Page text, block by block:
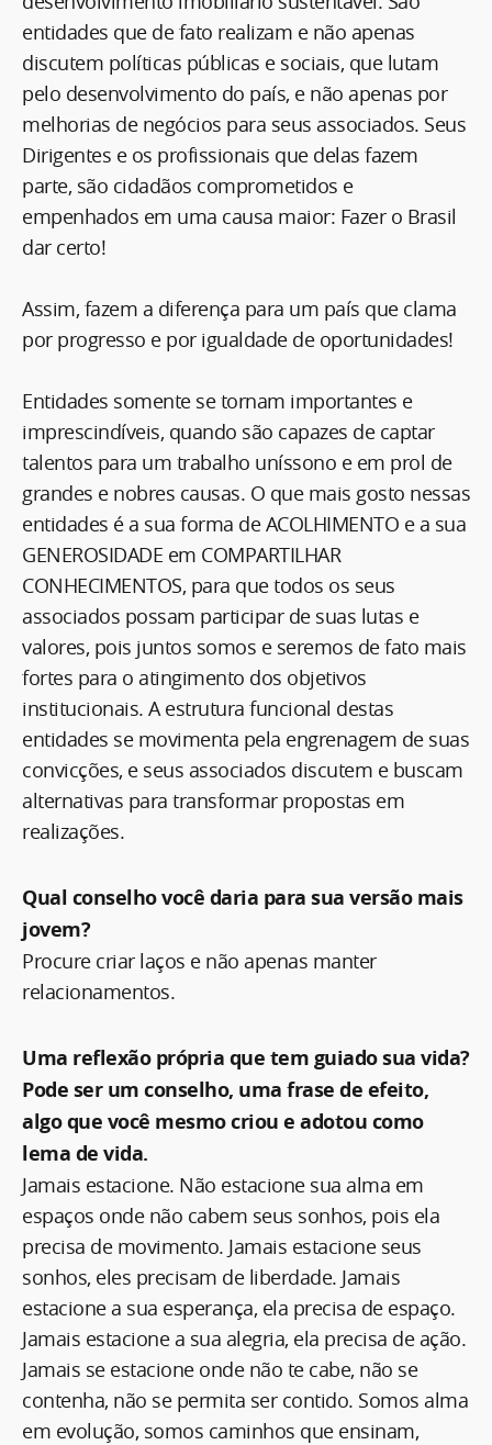
entidades que de fato realizam e não apenas
discutem políticas públicas e sociais, que lutam
pelo desenvolvimento do país, e não apenas por
melhorias de negócios para seus associados. Seus
Dirigentes e os profissionais que delas fazem
parte, são cidadãos comprometidos e
empenhados em uma causa maior: Fazer o Brasil
dar certo!
Assim, fazem a diferença para um país que clama
por progresso e por igualdade de oportunidades!
Entidades somente se tornam importantes e
imprescindíveis, quando são capazes de captar
talentos para um trabalho uníssono e em prol de
grandes e nobres causas. O que mais gosto nessas
entidades é a sua forma de ACOLHIMENTO e a sua
GENEROSIDADE em COMPARTILHAR
CONHECIMENTOS, para que todos os seus
associados possam participar de suas lutas e
valores, pois juntos somos e seremos de fato mais
fortes para o atingimento dos objetivos
institucionais. A estrutura funcional destas
entidades se movimenta pela engrenagem de suas
convicções, e seus associados discutem e buscam
alternativas para transformar propostas em
realizações.
Qual conselho você daria para sua versão mais
jovem?
Procure criar laços e não apenas manter
relacionamentos.
Uma reflexão própria que tem guiado sua vida?
Pode ser um conselho, uma frase de efeito,
algo que você mesmo criou e adotou como
lema de vida.
Jamais estacione. Não estacione sua alma em
espaços onde não cabem seus sonhos, pois ela
precisa de movimento. Jamais estacione seus
sonhos, eles precisam de liberdade. Jamais
estacione a sua esperança, ela precisa de espaço.
Jamais estacione a sua alegria, ela precisa de ação.
Jamais se estacione onde não te cabe, não se
contenha, não se permita ser contido. Somos alma
em evolução, somos caminhos que ensinam,